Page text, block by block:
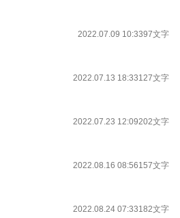
2022.07.09 10:3397文字
2022.07.13 18:33127文字
2022.07.23 12:09202文字
2022.08.16 08:56157文字
2022.08.24 07:33182文字